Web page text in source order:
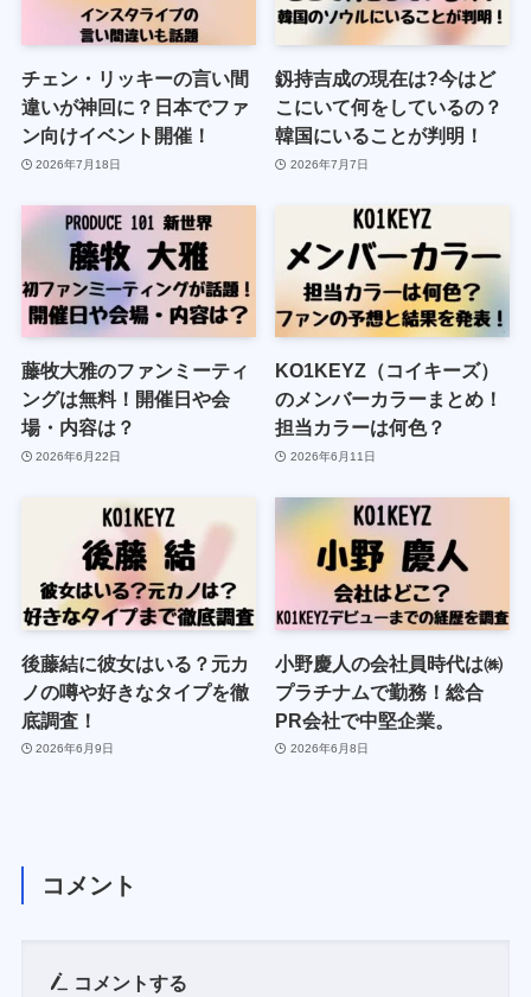
チェン・リッキーの言い間
違いが神回に？日本でファ
ン向けイベント開催！
2026年7月18日
釼持吉成の現在は?今はど
こにいて何をしているの？
韓国にいることが判明！
2026年7月7日
藤牧大雅のファンミーティ
ングは無料！開催日や会
場・内容は？
2026年6月22日
KO1KEYZ（コイキーズ）
のメンバーカラーまとめ！
担当カラーは何色？
2026年6月11日
後藤結に彼女はいる？元カ
ノの噂や好きなタイプを徹
底調査！
2026年6月9日
小野慶人の会社員時代は㈱
プラチナムで勤務！総合
PR会社で中堅企業。
2026年6月8日
コメント
コメントする